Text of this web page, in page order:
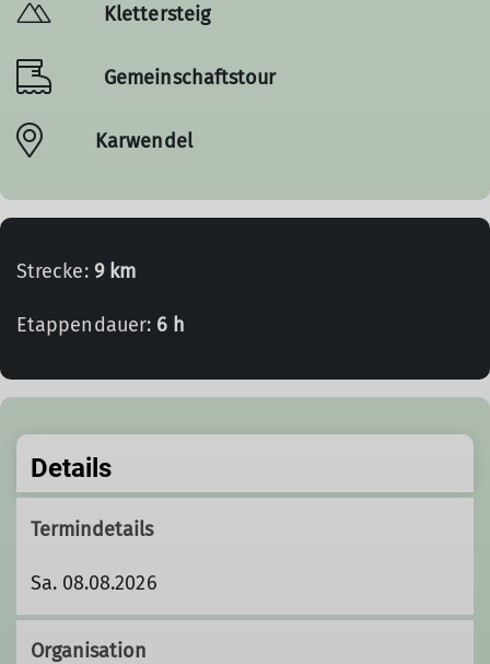
Klettersteig
Gemeinschaftstour
Karwendel
Strecke: 9 km
Etappendauer: 6 h
Details
Termindetails
Sa. 08.08.2026
Organisation